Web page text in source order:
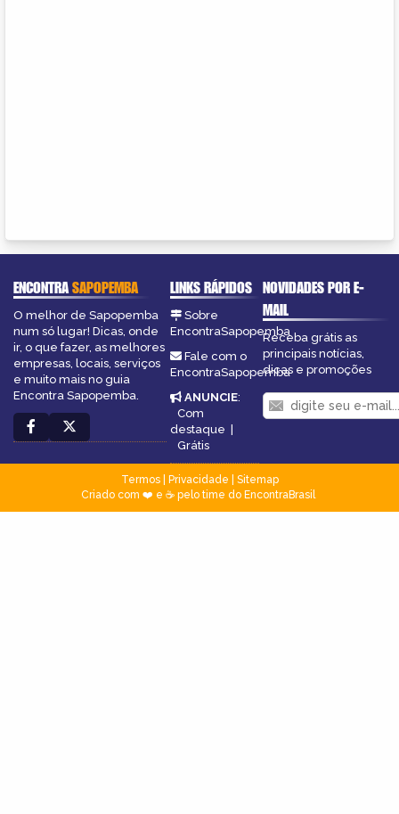
ENCONTRASAPOPEMBA
O melhor de Sapopemba
num só lugar! Dicas, onde
ir, o que fazer, as melhores
empresas, locais, serviços
e muito mais no guia
Encontra Sapopemba.
LINKS RÁPIDOS
Sobre
EncontraSapopemba
Fale com o
EncontraSapopemba
ANUNCIE:
Com
destaque |
Grátis
NOVIDADES POR E-
MAIL
Receba grátis as
principais notícias,
dicas e promoções
Termos| Privacidade
Sitemap
Criado com ❤️ e ☕ pelo time do EncontraBrasil